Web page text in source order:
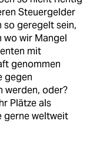
Steuergelder
so geregelt sein,
wo wir Mangel
mit
genommen
gegen
werden, oder?
Plätze als
gerne weltweit